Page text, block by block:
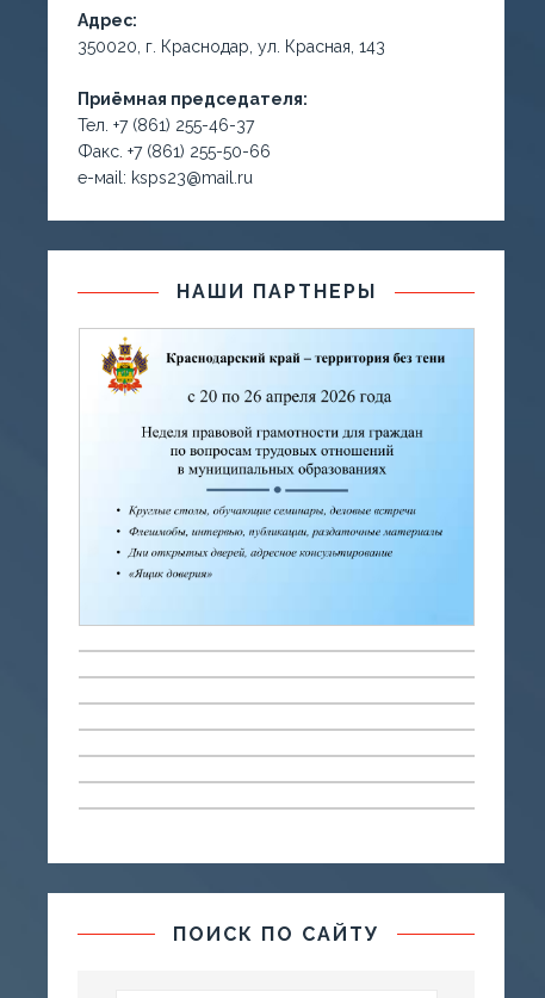
Адрес:
350020, г. Краснодар, ул. Красная, 143
Приёмная председателя:
Тел. +7 (861) 255-46-37
Факс. +7 (861) 255-50-66
е-маil: ksps23@mail.ru
НАШИ ПАРТНЕРЫ
ПОИСК ПО САЙТУ